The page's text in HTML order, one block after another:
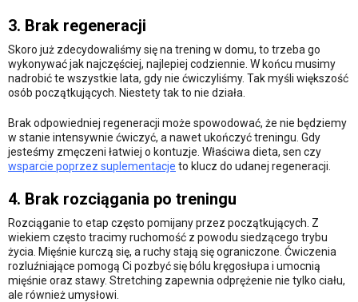
3. Brak regeneracji
Skoro już zdecydowaliśmy się na trening w domu, to trzeba go
wykonywać jak najczęściej, najlepiej codziennie. W końcu musimy
nadrobić te wszystkie lata, gdy nie ćwiczyliśmy. Tak myśli większość
osób początkujących. Niestety tak to nie działa.
Brak odpowiedniej regeneracji może spowodować, że nie będziemy
w stanie intensywnie ćwiczyć, a nawet ukończyć treningu. Gdy
jesteśmy zmęczeni łatwiej o kontuzje. Właściwa dieta, sen czy
wsparcie poprzez suplementacje to klucz do udanej regeneracji.
4. Brak rozciągania po treningu
Rozciąganie to etap często pomijany przez początkujących. Z
wiekiem często tracimy ruchomość z powodu siedzącego trybu
życia. Mięśnie kurczą się, a ruchy stają się ograniczone. Ćwiczenia
rozluźniające pomogą Ci pozbyć się bólu kręgosłupa i umocnią
mięśnie oraz stawy. Stretching zapewnia odprężenie nie tylko ciału,
ale również umysłowi.